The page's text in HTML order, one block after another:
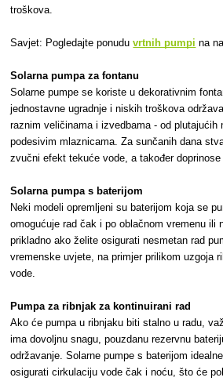
troškova.
Savjet: Pogledajte ponuduvrtnih pumpi na
Solarna pumpa za fontanu
Solarne pumpe se koriste u dekorativnim
jednostavne ugradnje i niskih troškova
raznim veličinama i izvedbama - od plutajućih
podesivim mlaznicama. Za sunčanih dana
zvučni efekt tekuće vode, a također doprinose
Solarna pumpa s baterijom
Neki modeli opremljeni su baterijom koja se
omogućuje rad čak i po oblačnom vremenu ili
prikladno ako želite osigurati nesmetan rad
vremenske uvjete, na primjer prilikom uzgoja
vode.
Pumpa za ribnjak za kontinuirani rad
Ako će pumpa u ribnjaku biti stalno u radu,
ima dovoljnu snagu, pouzdanu rezervnu
održavanje. Solarne pumpe s baterijom
osigurati cirkulaciju vode čak i noću, što će